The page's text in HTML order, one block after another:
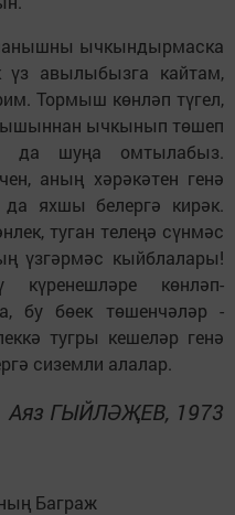
ычкындырмаска
авылыбызга кайтам,
Тормыш көнләп түгел,
ычкынып төшеп
да шуңа омтылабыз.
аның хәрәкәтен генә
яхшы белергә кирәк.
туган телеңә сүнмәс
үзгәрмәс кыйблалары!
көнләп-
бу бөек төшенчәләр -
тугры кешеләр генә
сиземли алалар.
Аяз ГЫЙЛӘҖЕВ, 1973
Баграж